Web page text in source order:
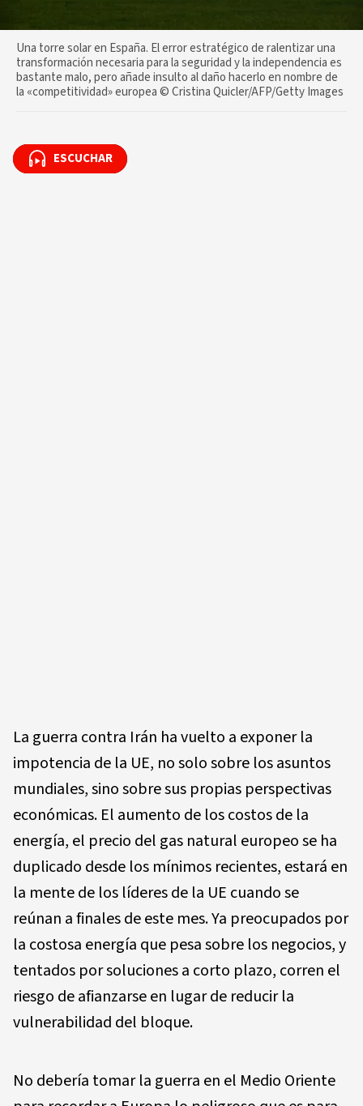
Una torre solar en España. El error estratégico de ralentizar una
transformación necesaria para la seguridad y la independencia es
bastante malo, pero añade insulto al daño hacerlo en nombre de
la «competitividad» europea © Cristina Quicler/AFP/Getty Images
ESCUCHAR
ESCUCHAR
La guerra contra Irán ha vuelto a exponer la
impotencia de la UE, no solo sobre los asuntos
mundiales, sino sobre sus propias perspectivas
económicas. El aumento de los costos de la
energía, el precio del gas natural europeo se ha
duplicado desde los mínimos recientes, estará en
la mente de los líderes de la UE cuando se
reúnan a finales de este mes. Ya preocupados por
la costosa energía que pesa sobre los negocios, y
tentados por soluciones a corto plazo, corren el
riesgo de afianzarse en lugar de reducir la
vulnerabilidad del bloque.
No debería tomar la guerra en el Medio Oriente